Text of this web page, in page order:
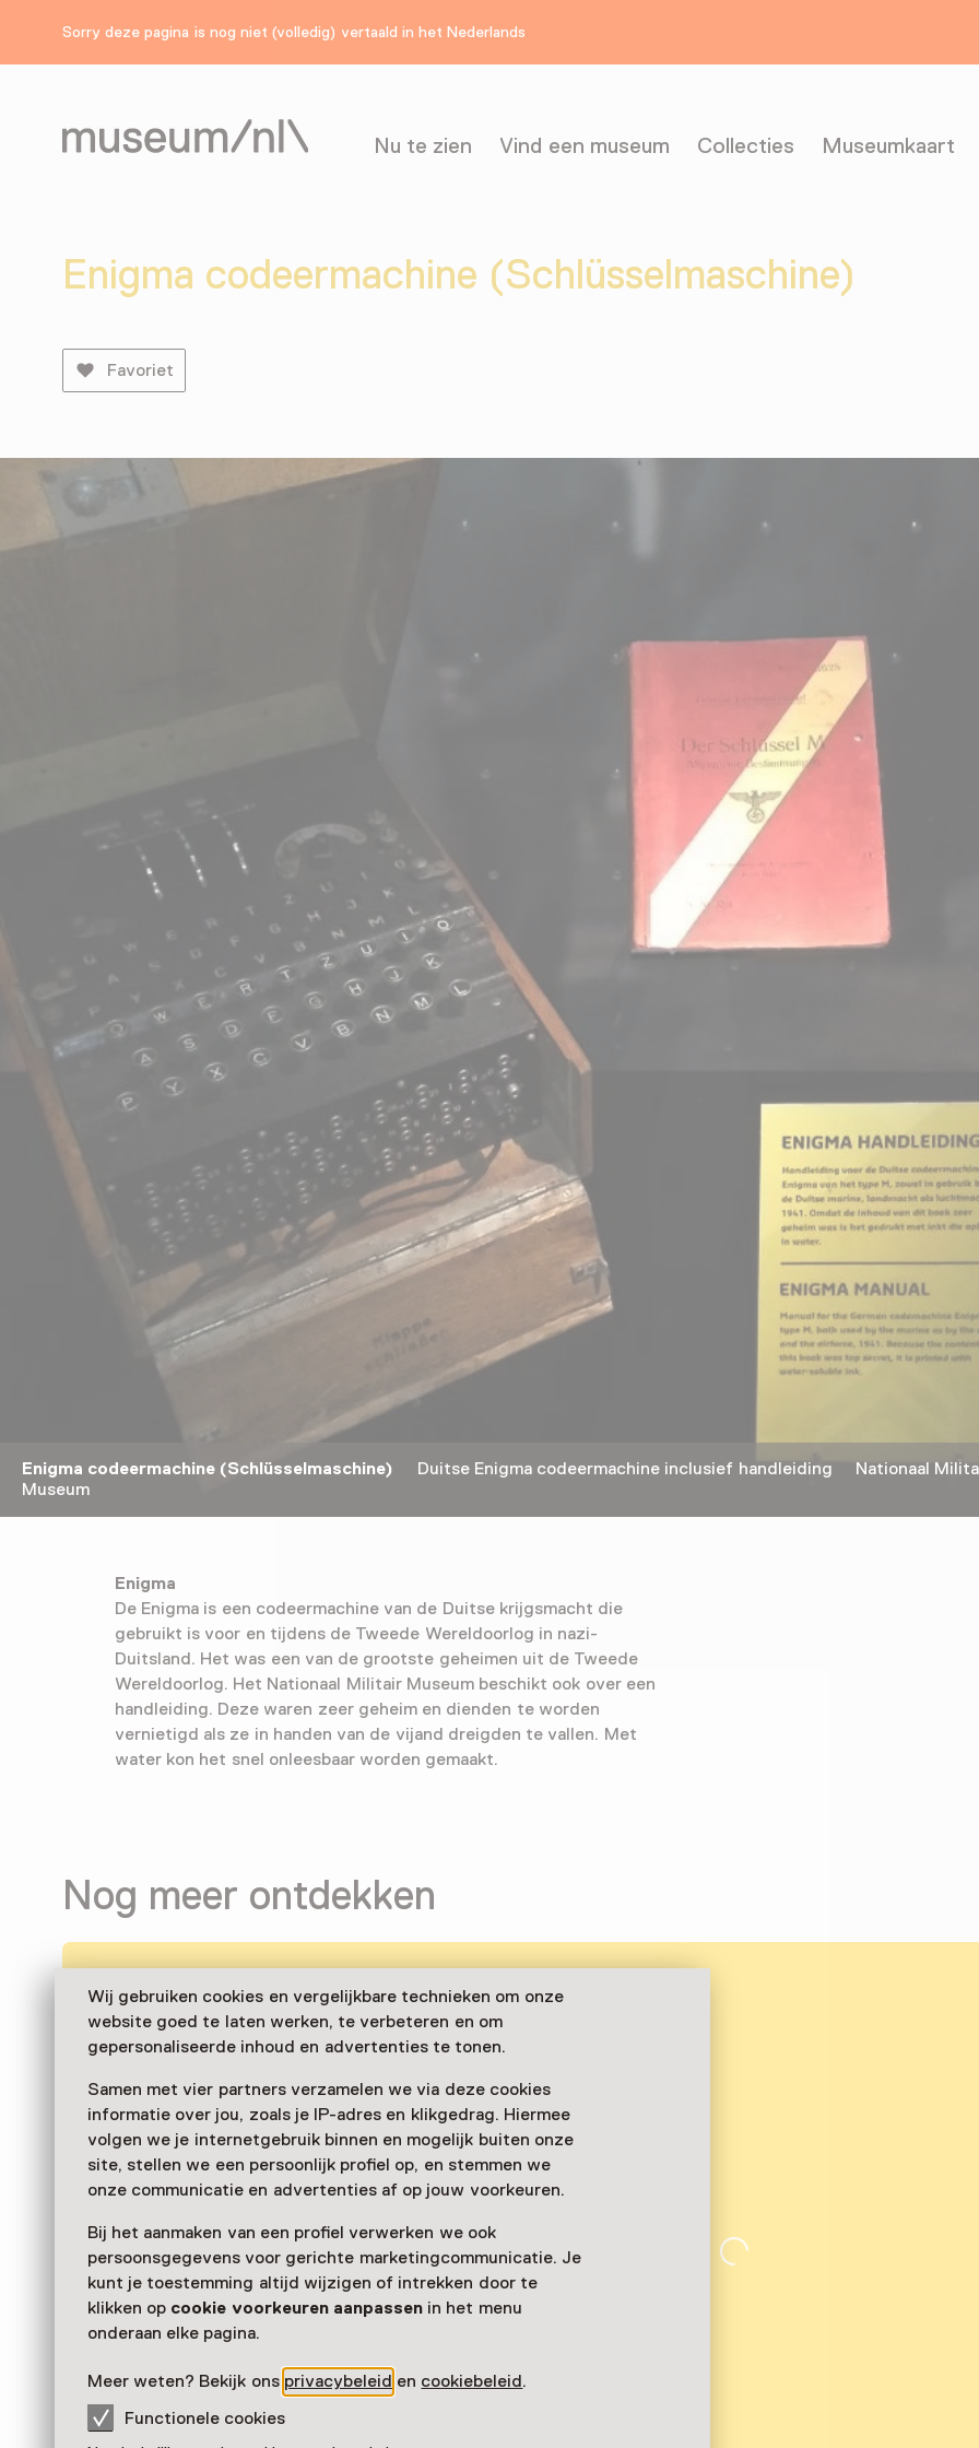
Sorry deze pagina is nog niet (volledig) vertaald in het Nederlands
Wij gebruiken cookies en vergelijkbare technieken om onze
website goed te laten werken, te verbeteren en om
gepersonaliseerde inhoud en advertenties te tonen.
Samen met vier partners verzamelen we via deze cookies
informatie over jou, zoals je IP-adres en klikgedrag. Hiermee
volgen we je internetgebruik binnen en mogelijk buiten onze
site, stellen we een persoonlijk profiel op, en stemmen we
onze communicatie en advertenties af op jouw voorkeuren.
Bij het aanmaken van een profiel verwerken we ook
persoonsgegevens voor gerichte marketingcommunicatie. Je
kunt je toestemming altijd wijzigen of intrekken door te
klikken op cookie voorkeuren aanpassenin het menu
onderaan elke pagina.
Meer weten? Bekijk ons privacybeleid en cookiebeleid.
Functionele cookies
Nu te zien Vind een museum Collecties Museumkaart
Enigma codeermachine (Schlüsselmaschine)
Favoriet
Enigma codeermachine (Schlüsselmaschine) Duitse Enigma codeermachine inclusief handleiding Nationaal
Museum
Enigma
De Enigma is een codeermachine van de Duitse krijgsmacht die
gebruikt is voor en tijdens de Tweede Wereldoorlog in nazi-
Duitsland. Het was een van de grootste geheimen uit de Tweede
Wereldoorlog. Het Nationaal Militair Museum beschikt ook over een
handleiding. Deze waren zeer geheim en dienden te worden
vernietigd als ze in handen van de vijand dreigden te vallen. Met
water kon het snel onleesbaar worden gemaakt.
Nog meer ontdekken
Acryl Moeder Natuur